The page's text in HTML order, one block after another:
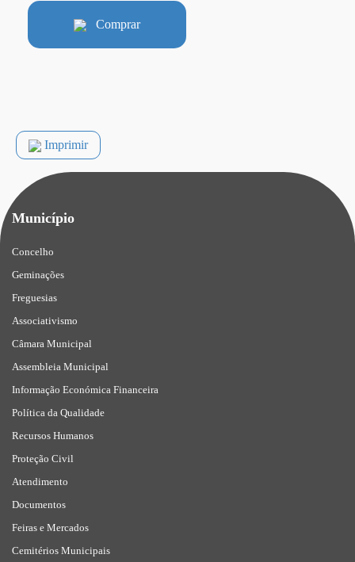
Comprar
Imprimir
Município
Concelho
Geminações
Freguesias
Associativismo
Câmara Municipal
Assembleia Municipal
Informação Económica Financeira
Política da Qualidade
Recursos Humanos
Proteção Civil
Atendimento
Documentos
Feiras e Mercados
Cemitérios Municipais